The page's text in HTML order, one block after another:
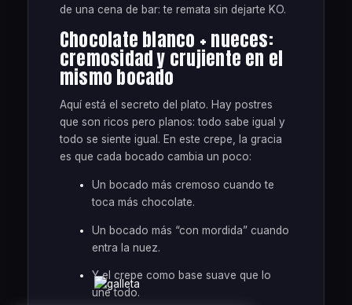
de una cena de bar: te remata sin dejarte KO.
Chocolate blanco + nueces:
cremosidad y crujiente en el
mismo bocado
Aquí está el secreto del plato. Hay postres
que son ricos pero planos: todo sabe igual y
todo se siente igual. En este crepe, la gracia
es que cada bocado cambia un poco:
Un bocado más cremoso cuando te
toca más chocolate.
Un bocado más “con mordida” cuando
entra la nuez.
Y el crepe como base suave que lo
une todo.